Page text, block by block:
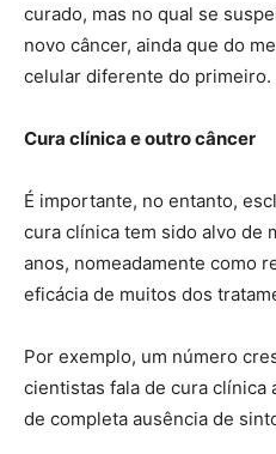
curado, mas no qual se
novo câncer, ainda que do
celular diferente do primeiro.
Cura clínica e outro câncer
É importante, no entanto,
cura clínica tem sido alvo de
anos, nomeadamente como
eficácia de muitos dos
Por exemplo, um número
cientistas fala de cura clínica
de completa ausência de